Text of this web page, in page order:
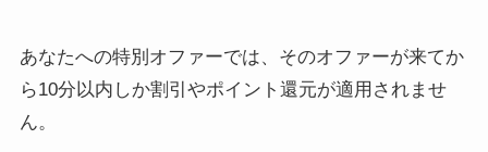
あなたへの特別オファーでは、そのオファーが来てか
ら10分以内しか割引やポイント還元が適用されませ
ん。